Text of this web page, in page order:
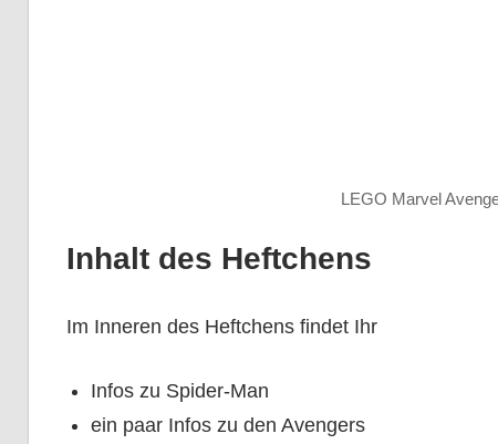
LEGO Marvel
Inhalt des Heftchens
Im Inneren des Heftchens findet Ihr
Infos zu Spider-Man
ein paar Infos zu den Avengers